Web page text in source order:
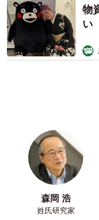
物
い
森岡 浩
姓氏研究家